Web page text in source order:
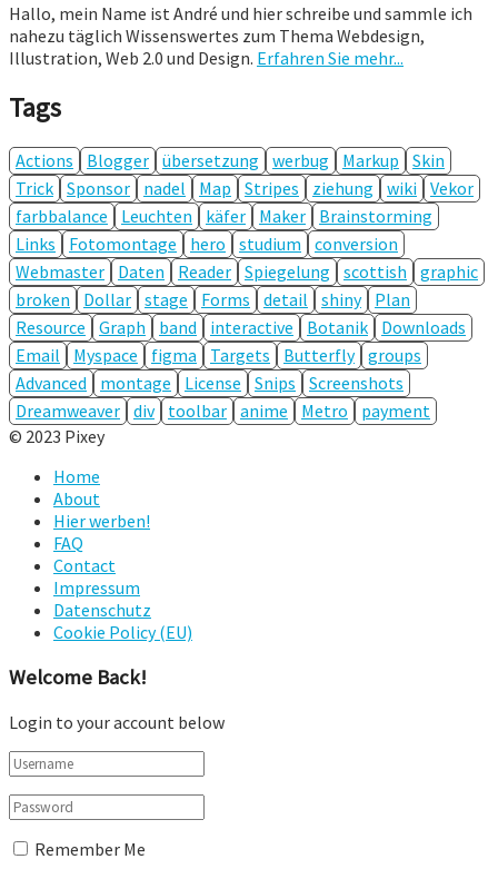
Hallo, mein Name ist André und hier schreibe und sammle ich
nahezu täglich Wissenswertes zum Thema Webdesign,
Illustration, Web 2.0 und Design. Erfahren Sie mehr...
Tags
Actions Blogger übersetzung werbug Markup
Skin
Trick Sponsor nadel Map Stripes ziehung wiki Vekor
farbbalance
Leuchten käfer Maker
Brainstorming
Links
Fotomontage hero studium
conversion
Webmaster
Daten Reader Spiegelung scottish
graphic
broken
Dollar stage Forms detail shiny
Plan
Resource
Graph band interactive Botanik
Downloads
Email
Myspace figma Targets Butterfly groups
Advanced
montage License Snips
Screenshots
Dreamweaver div toolbar anime Metro
payment
© 2023 Pixey
Home
About
Hier werben!
FAQ
Contact
Impressum
Datenschutz
Cookie Policy (EU)
Welcome Back!
Login to your account below
Remember Me